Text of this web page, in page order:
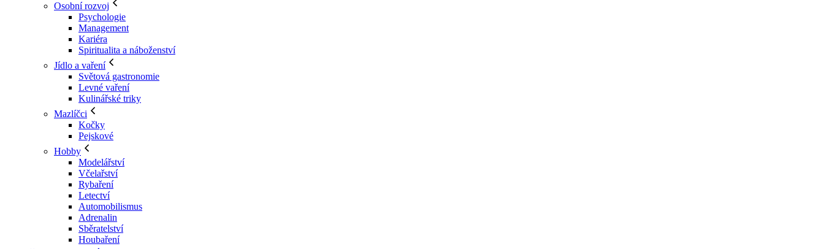
Osobní rozvoj
Psychologie
Management
Kariéra
Spiritualita a náboženství
Jídlo a vaření
Světová gastronomie
Levné vaření
Kulinářské triky
Mazlíčci
Kočky
Pejskové
Hobby
Modelářství
Včelařství
Rybaření
Letectví
Automobilismus
Adrenalin
Sběratelství
Houbaření